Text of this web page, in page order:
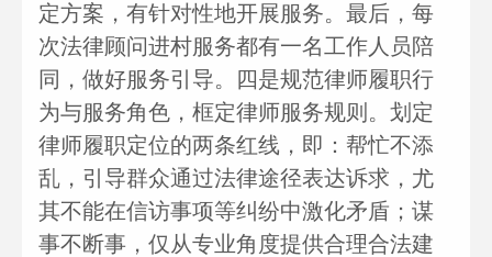
定方案，有针对性地开展服务。最后，每
次法律顾问进村服务都有一名工作人员陪
同，做好服务引导。四是规范律师履职行
为与服务角色，框定律师服务规则。划定
律师履职定位的两条红线，即：帮忙不添
乱，引导群众通过法律途径表达诉求，尤
其不能在信访事项等纠纷中激化矛盾；谋
事不断事，仅从专业角度提供合理合法建